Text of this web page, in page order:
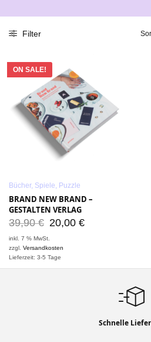
Filter
ON SALE!
Bücher, Spiele, Puzzle
BRAND NEW BRAND –
GESTALTEN VERLAG
39,90€ 20,00 €
inkl. 7 % MwSt.
zzgl.Versandkosten
Lieferzeit: 3-5 Tage
Schnelle